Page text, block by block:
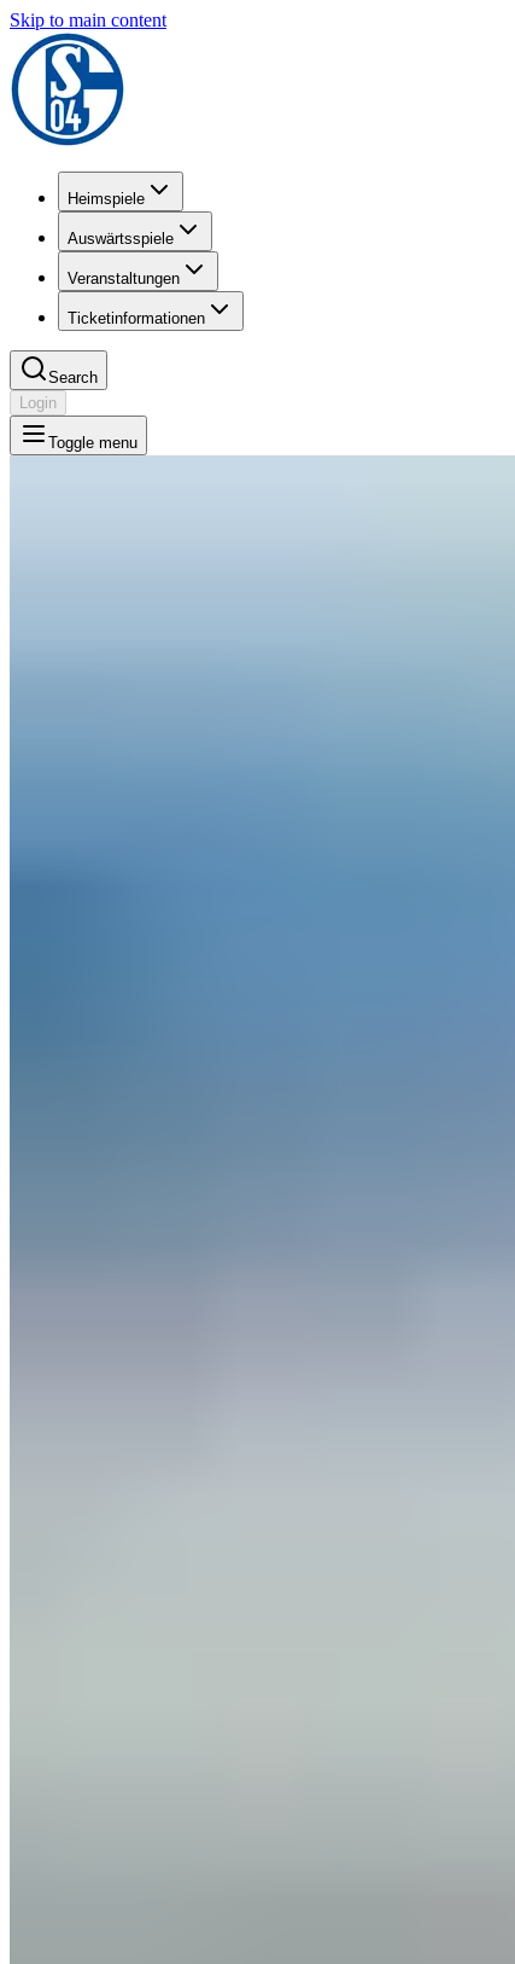
Skip to main content
Heimspiele
Auswärtsspiele
Veranstaltungen
Ticketinformationen
Search
Login
Toggle menu